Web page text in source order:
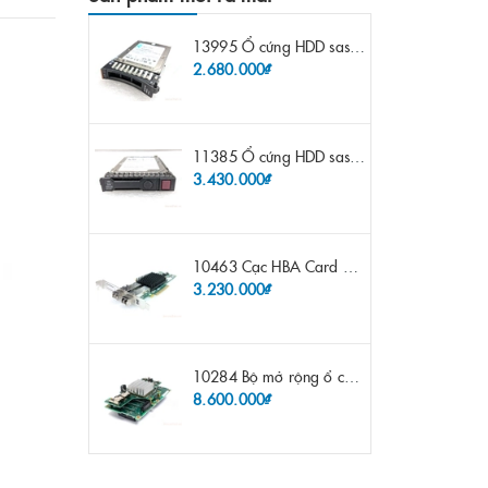
13995 Ổ cứng HDD sas IBM 300gb 10k 2.5" 6G fru 44W2265 opt 44W2264 pn 44W2268 ST9300503SS
2.680.000₫
11385 Ổ cứng HDD sas HP 600gb 10k 2.5" sp 653957-001 pn 619286-003 pn 641552-003 pn 689287-003 652583-B21
3.430.000₫
10463 Cạc HBA Card FC IBM Emulex LPE12002 8Gb 2 port FC SFP fru 42D0500 pn 42D0496 opt 42D0494 LPE12002
3.230.000₫
10284 Bộ mở rộng ổ cứng IBM Lenovo x3650 m4 69Y5319 8x 2.5" HS HDD Assembly Kit with Expander
8.600.000₫